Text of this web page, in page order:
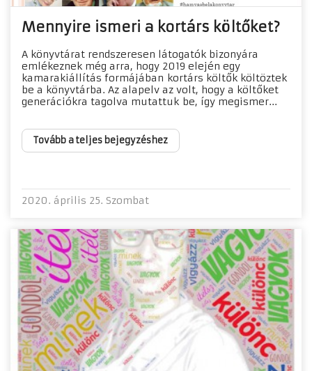
Mennyire ismeri a kortárs költőket?
​A könyvtárat rendszeresen látogatók bizonyára
emlékeznek még arra, hogy 2019 elején egy
kamarakiállítás formájában kortárs költők költöztek
be a könyvtárba. Az alapelv az volt, hogy a költőket
generációkra tagolva mutattuk be, így megismer...
Tovább a teljes bejegyzéshez
2020. április 25. Szombat